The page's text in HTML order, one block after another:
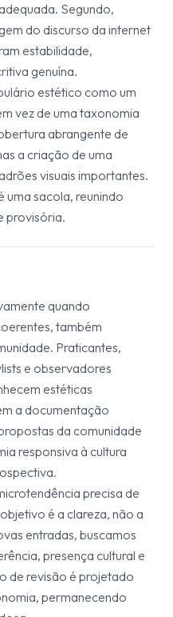
Segundo,
do discurso da internet
estabilidade,
genuína.
estético como um
vez de uma taxonomia
abrangente de
a criação de uma
visuais importantes.
uma sacola, reunindo
provisória.
quando
também
Praticantes,
e observadores
estéticas
a documentação
da comunidade
responsiva à cultura
precisa de
é a clareza, não a
entradas, buscamos
presença cultural e
de revisão é projetado
permanecendo